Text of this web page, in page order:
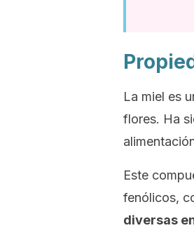
La miel es
flores. Ha
Este
fenólicos,
diversas